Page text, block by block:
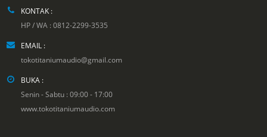
KONTAK :
HP / WA : 0812-2299-3535
EMAIL :
tokotitaniumaudio@gmail.com
BUKA :
Senin - Sabtu : 09:00 - 17:00
www.tokotitaniumaudio.com